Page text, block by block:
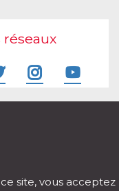
réseaux
site, vous acceptez